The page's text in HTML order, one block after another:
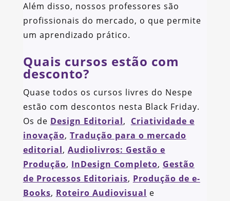
Além disso, nossos professores são
profissionais do mercado, o que permite
um aprendizado prático.
Quais cursos estão com
desconto?
Quase todos os cursos livres do Nespe
estão com descontos nesta Black Friday.
Os de Design Editorial, Criatividade e
inovação, Tradução para o mercado
editorial, Audiolivros: Gestão e
Produção, InDesign Completo, Gestão
de Processos Editoriais, Produção de e-
Books, Roteiro Audiovisual e